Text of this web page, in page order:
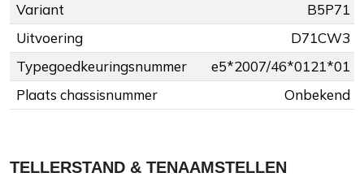
Variant
B5P71
Uitvoering
D71CW3
Typegoedkeuringsnummer
e5*2007/46*0121*01
Plaats chassisnummer
Onbekend
TELLERSTAND & TENAAMSTELLEN